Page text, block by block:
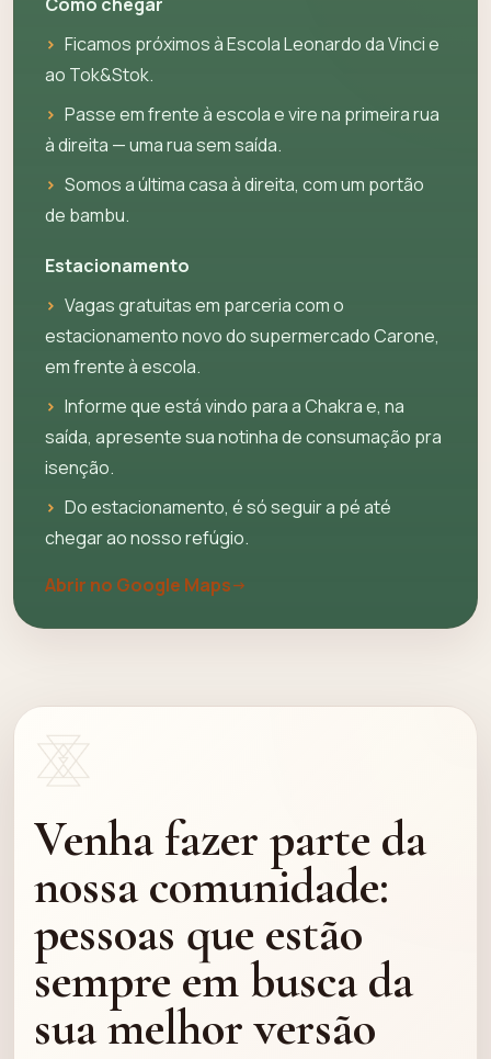
› Ficamos próximos à Escola Leonardo da Vinci e
ao Tok&Stok.
› Passe em frente à escola e vire na primeira rua
à direita — uma rua sem saída.
› Somos a última casa à direita, com um portão
de bambu.
Estacionamento
› Vagas gratuitas em parceria com o
estacionamento novo do supermercado Carone,
em frente à escola.
› Informe que está vindo para a Chakra e, na
saída, apresente sua notinha de consumação pra
isenção.
› Do estacionamento, é só seguir a pé até
chegar ao nosso refúgio.
Abrir no Google Maps
Venha fazer parte da
nossa comunidade:
pessoas que estão
sempre em busca da
sua melhor versão